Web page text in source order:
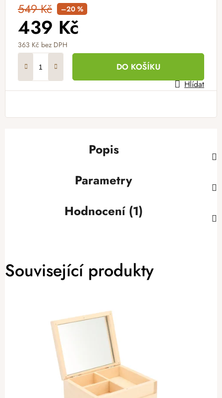
549 Kč –20 %
439 Kč
363 Kč bez DPH
DO KOŠÍKU
Hlídat
Popis
Parametry
Hodnocení (1)
Související produkty